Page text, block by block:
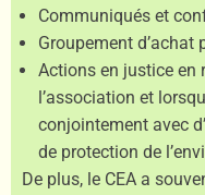
Communiqués et
Groupement d’achat
Actions en justice en
l’association et
conjointement avec
de protection de
De plus, le CEA a